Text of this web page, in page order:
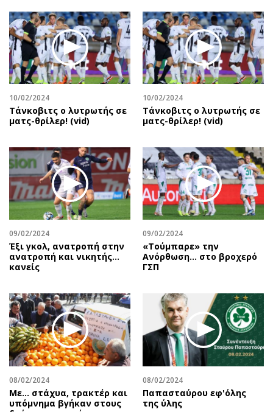
Εικαστικά
Βιβλίο
Χειρόγραφα
Προσφορές
Προσωπικότητες στην ''Κ''
Επιστολές
10/02/2024
Τάνκοβιτς ο λυτρωτής σε
ματς-θρίλερ! (vid)
10/02/2024
Τάνκοβιτς ο λυτρωτής σε
ματς-θρίλερ! (vid)
09/02/2024
Έξι γκολ, ανατροπή στην
ανατροπή και νικητής…
κανείς
09/02/2024
«Τούμπαρε» την
Ανόρθωση… στο βροχερό
ΓΣΠ
08/02/2024
Με... στάχυα, τρακτέρ και
υπόμνημα βγήκαν στους
08/02/2024
Παπασταύρου εφ'όλης
της ύλης